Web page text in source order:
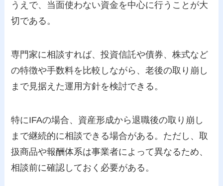
うえで、当面使わない資金を中心に行うことが大
切である。
専門家に相談すれば、投資信託や債券、株式など
の特徴や手数料を比較しながら、老後の取り崩し
まで見据えた運用方針を検討できる。
特にIFAの場合、資産形成から退職後の取り崩し
まで継続的に相談できる場合がある。ただし、取
扱商品や報酬体系は事業者によって異なるため、
相談前に確認しておく必要がある。